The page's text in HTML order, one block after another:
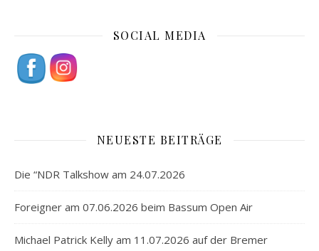
SOCIAL MEDIA
NEUESTE BEITRÄGE
Die “NDR Talkshow am 24.07.2026
Foreigner am 07.06.2026 beim Bassum Open Air
Michael Patrick Kelly am 11.07.2026 auf der Bremer